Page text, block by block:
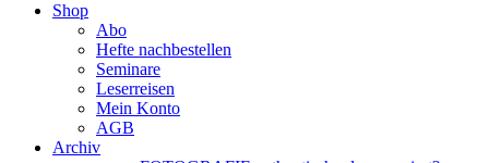
Shop
Abo
Hefte nachbestellen
Seminare
Leserreisen
Mein Konto
AGB
Archiv